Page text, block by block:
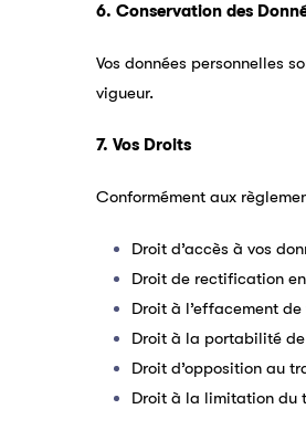
6. Conservation des
Vos données personnelles
vigueur.
7. Vos Droits
Conformément aux
Droit d’accès à vos
Droit de rectification
Droit à l’effacement de
Droit à la portabilité de
Droit d’opposition au
Droit à la limitation du